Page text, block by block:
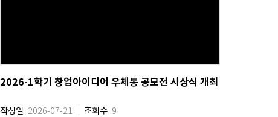
2026-1학기 창업아이디어 우체통 공모전 시상식 개최
작성일 2026-07-21 조회수 9